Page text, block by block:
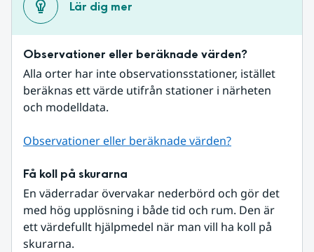
Lär dig mer
Observationer eller beräknade värden?
Alla orter har inte observationsstationer, istället
beräknas ett värde utifrån stationer i närheten
och modelldata.
Observationer eller beräknade värden?
Få koll på skurarna
En väderradar övervakar nederbörd och gör det
med hög upplösning i både tid och rum. Den är
ett värdefullt hjälpmedel när man vill ha koll på
skurarna.